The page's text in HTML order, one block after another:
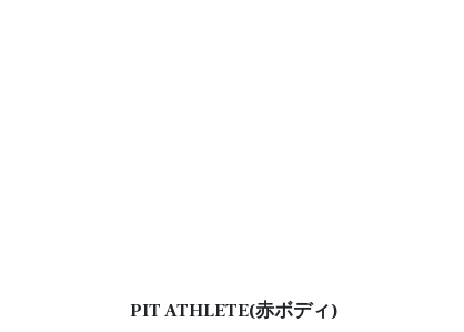
PIT ATHLETE(赤ボディ)